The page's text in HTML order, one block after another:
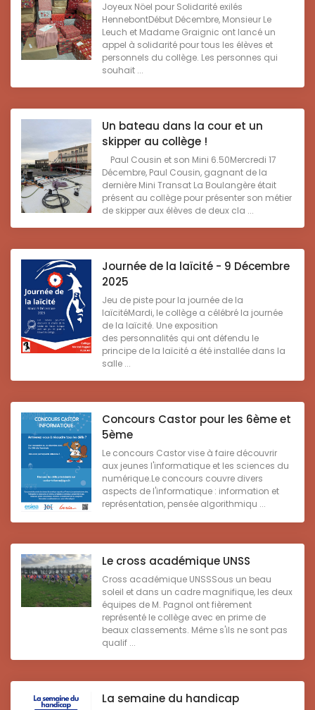
Joyeux Nöel pour Solidarité exilés
HennebontDébut Décembre, Monsieur Le
Leuch et Madame Graignic ont lancé un
appel à solidarité pour tous les élèves et
personnels du collège. Les personnes qui
souhait ...
Un bateau dans la cour et un
skipper au collège !
Paul Cousin et son Mini 6.50Mercredi 17
Décembre, Paul Cousin, gagnant de la
dernière Mini Transat La Boulangère était
présent au collège pour présenter son métier
de skipper aux élèves de deux cla ...
Journée de la laïcité - 9 Décembre
2025
Jeu de piste pour la journée de la
laïcitéMardi, le collège a célébré la journée
de la laïcité. Une exposition
des personnalités qui ont défendu le
principe de la laïcité a été installée dans la
salle ...
Concours Castor pour les 6ème et
5ème
Le concours Castor vise à faire découvrir
aux jeunes l'informatique et les sciences du
numérique.Le concours couvre divers
aspects de l'informatique : information et
représentation, pensée algorithmiqu ...
Le cross académique UNSS
Cross académique UNSSSous un beau
soleil et dans un cadre magnifique, les deux
équipes de M. Pagnol ont fièrement
représenté le collège avec en prime de
beaux classements. Même s'ils ne sont pas
qualif ...
La semaine du handicap